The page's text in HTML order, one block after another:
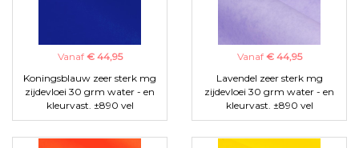
Vanaf € 44,95
Koningsblauw zeer sterk mg
zijdevloei 30 grm water - en
kleurvast. ±890 vel
Vanaf € 44,95
Lavendel zeer sterk mg
zijdevloei 30 grm water - en
kleurvast. ±890 vel